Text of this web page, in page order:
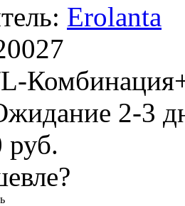
Erolanta
2-3
руб.